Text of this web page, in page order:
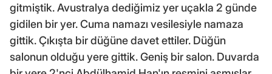
gitmiştik. Avustralya dediğimiz yer uçakla 2 günde
gidilen bir yer. Cuma namazı vesilesiyle namaza
gittik. Çıkışta bir düğüne davet ettiler. Düğün
salonun olduğu yere gittik. Geniş bir salon. Duvarda